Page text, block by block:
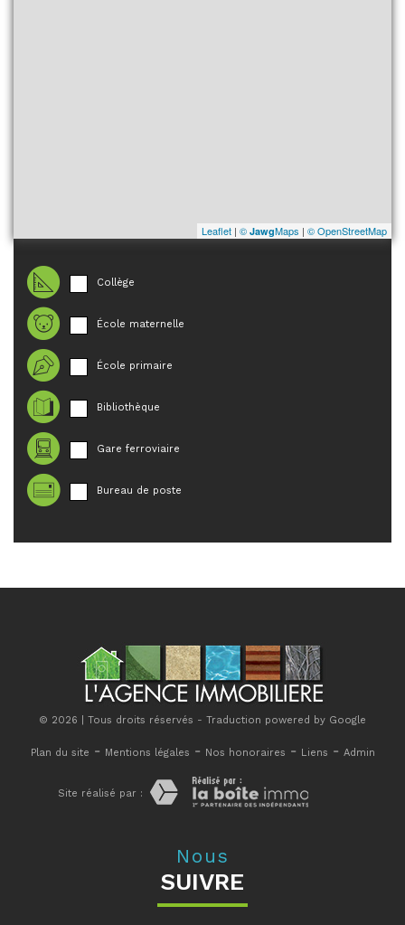
Leaflet | © JawgMaps | © OpenStreetMap
Collège
École maternelle
École primaire
Bibliothèque
Gare ferroviaire
Bureau de poste
© 2026 | Tous droits réservés - Traduction powered by Google
Plan du site - Mentions légales - Nos honoraires - Liens - Admin
Site réalisé par :
Nous
SUIVRE